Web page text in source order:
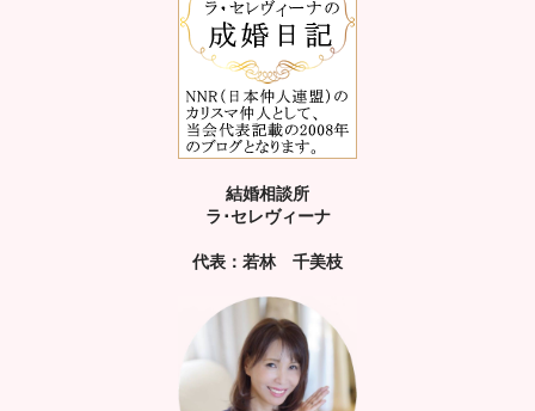
結婚相談所
ラ･セレヴィーナ
代表：若林 千美枝